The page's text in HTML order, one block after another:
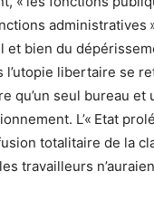
administratives
et bien du
l’utopie libertaire se
qu’un seul bureau et
L’« Etat
totalitaire de la
travailleurs